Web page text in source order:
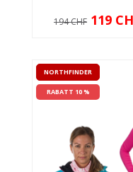
194 CHF 119
NORTHFINDER
RABATT 10 %